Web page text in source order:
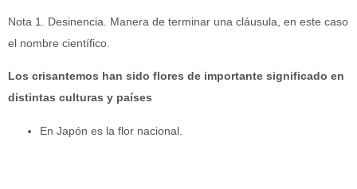
Nota 1. Desinencia. Manera de terminar una cláusula, en este caso
el nombre científico.
Los crisantemos han sido flores de importante significado en
distintas culturas y países
En Japón es la flor nacional.